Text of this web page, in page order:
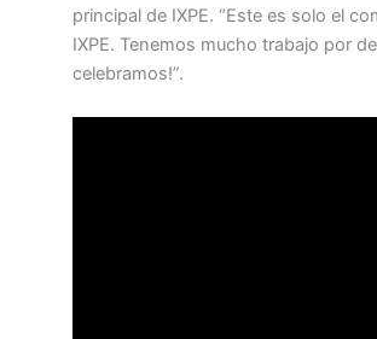
principal de IXPE. “Este es solo el
IXPE. Tenemos mucho trabajo por
celebramos!”.